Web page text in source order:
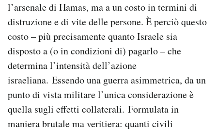
l’arsenale di Hamas, ma a un costo in termini di
distruzione e di vite delle persone. È perciò questo
costo – più precisamente quanto Israele sia
disposto a (o in condizioni di) pagarlo – che
determina l’intensità dell’azione
israeliana. Essendo una guerra asimmetrica, da un
punto di vista militare l’unica considerazione è
quella sugli effetti collaterali. Formulata in
maniera brutale ma veritiera: quanti civili